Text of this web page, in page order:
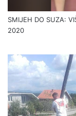
SMIJEH DO SUZA:
2020